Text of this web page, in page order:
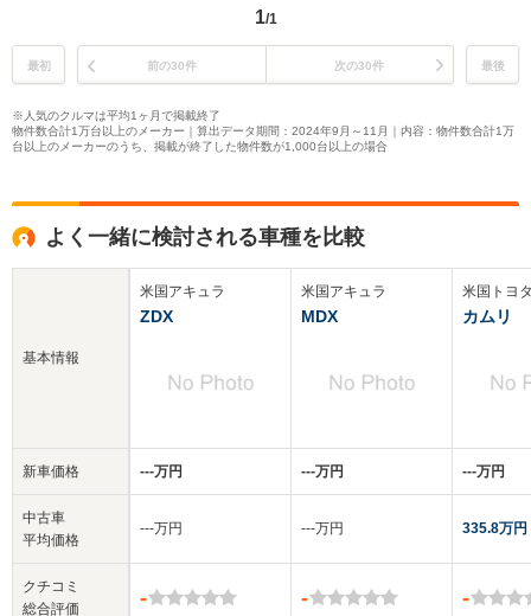
1/1
最初 前の30件 次の30件 最後
※人気のクルマは平均1ヶ月で掲載終了
物件数合計1万台以上のメーカー｜算出データ期間：2024年9月～11月｜内容：物件数合計1万
台以上のメーカーのうち、掲載が終了した物件数が1,000台以上の場合
よく一緒に検討される車種を比較
基本情報
新車価格
中古車
平均価格
クチコミ
総合評価
米国アキュラ
ZDX
‐‐‐万円
‐‐‐万円
-
米国アキュラ
MDX
‐‐‐万円
‐‐‐万円
-
米国トヨ
カムリ
‐‐‐万円
335.8万円
-